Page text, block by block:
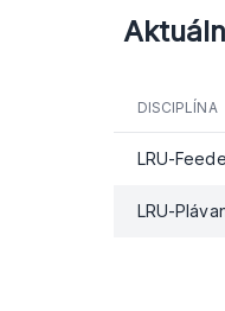
DISCIPLÍNA
LRU-
LRU-